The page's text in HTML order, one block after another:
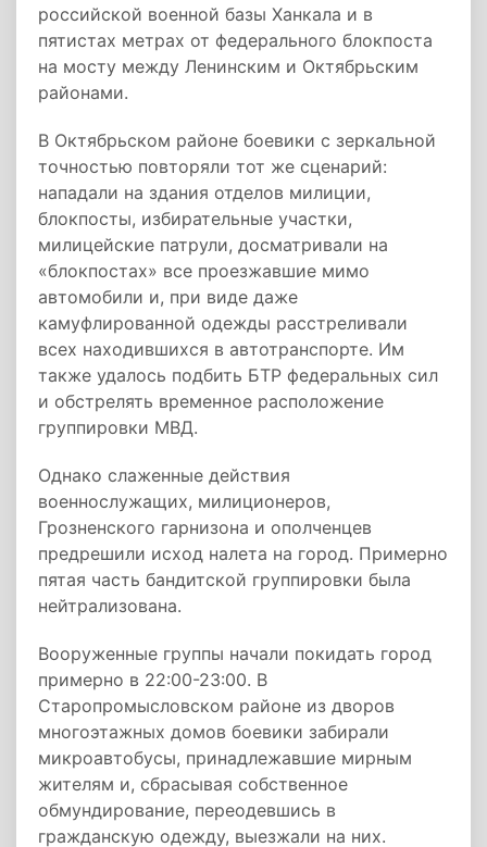
российской военной базы Ханкала и в
пятистах метрах от федерального блокпоста
на мосту между Ленинским и Октябрьским
районами.
В Октябрьском районе боевики с зеркальной
точностью повторяли тот же сценарий:
нападали на здания отделов милиции,
блокпосты, избирательные участки,
милицейские патрули, досматривали на
«блокпостах» все проезжавшие мимо
автомобили и, при виде даже
камуфлированной одежды расстреливали
всех находившихся в автотранспорте. Им
также удалось подбить БТР федеральных сил
и обстрелять временное расположение
группировки МВД.
Однако слаженные действия
военнослужащих, милиционеров,
Грозненского гарнизона и ополченцев
предрешили исход налета на город. Примерно
пятая часть бандитской группировки была
нейтрализована.
Вооруженные группы начали покидать город
примерно в 22:00-23:00. В
Старопромысловском районе из дворов
многоэтажных домов боевики забирали
микроавтобусы, принадлежавшие мирным
жителям и, сбрасывая собственное
обмундирование, переодевшись в
гражданскую одежду, выезжали на них.